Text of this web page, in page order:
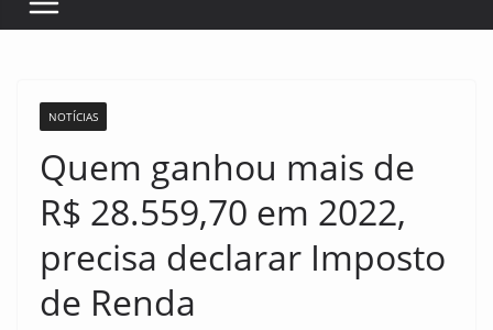
NOTÍCIAS
Quem ganhou mais de
R$ 28.559,70 em 2022,
precisa declarar Imposto
de Renda